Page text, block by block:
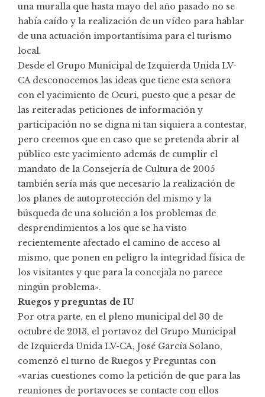
una muralla que hasta mayo del año pasado no se
había caído y la realización de un vídeo para hablar
de una actuación importantísima para el turismo
local.
Desde el Grupo Municipal de Izquierda Unida LV-
CA desconocemos las ideas que tiene esta señora
con el yacimiento de Ocuri, puesto que a pesar de
las reiteradas peticiones de información y
participación no se digna ni tan siquiera a contestar,
pero creemos que en caso que se pretenda abrir al
público este yacimiento además de cumplir el
mandato de la Consejería de Cultura de 2005
también sería más que necesario la realización de
los planes de autoprotección del mismo y la
búsqueda de una solución a los problemas de
desprendimientos a los que se ha visto
recientemente afectado el camino de acceso al
mismo, que ponen en peligro la integridad física de
los visitantes y que para la concejala no parece
ningún problema».
Ruegos y preguntas de IU
Por otra parte, en el pleno municipal del 30 de
octubre de 2013, el portavoz del Grupo Municipal
de Izquierda Unida LV-CA, José García Solano,
comenzó el turno de Ruegos y Preguntas con
«varias cuestiones como la petición de que para las
reuniones de portavoces se contacte con ellos